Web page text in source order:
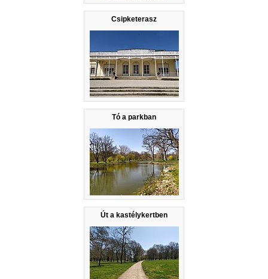
Csipketerasz
Tó a parkban
Út a kastélykertben